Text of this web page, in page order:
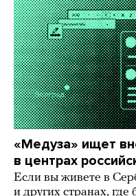
«Медуза» ищет
в центрах
Если вы живете в
и других странах,